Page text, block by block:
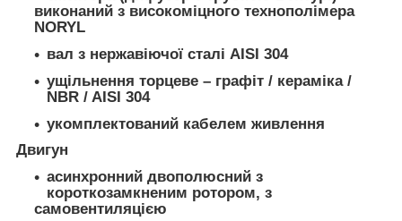
виконаний з високоміцного технополімера
NORYL
вал з нержавіючої сталі AISI 304
ущільнення торцеве – графіт / кераміка /
NBR / AISI 304
укомплектований кабелем живлення
Двигун
асинхронний двополюсний з
короткозамкненим ротором, з
самовентиляцією